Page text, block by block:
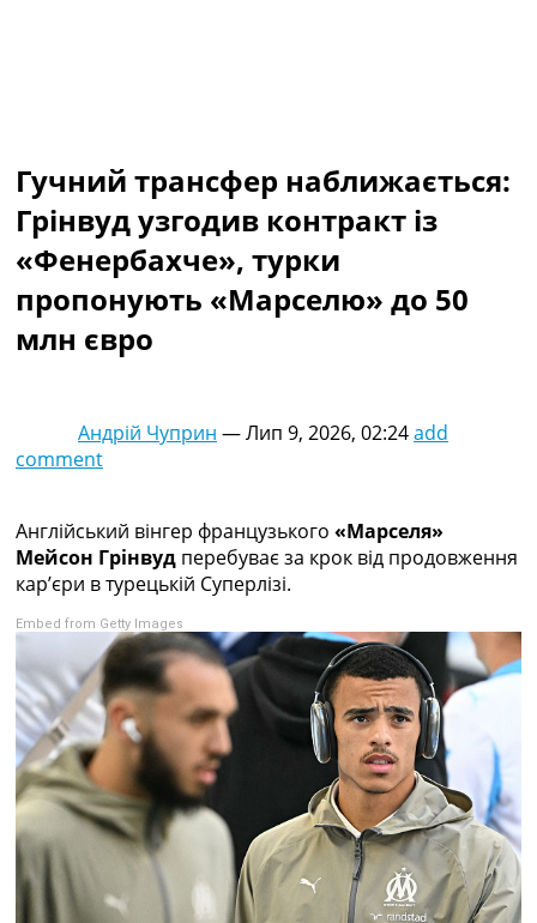
Англія. Прем’єр-Ліга
Іспанія. Ла Ліга
Ще Турніри >>>
Таблиці
Чемпіонат Світу. Турнирні таблиці
Таблиця УПЛ
Перша Ліга
Таблиця АПЛ
Всі таблиці >>>
Рейтинги
Рейтинг клубів УЄФА
Рейтинг ФІФА
Телепрограма
RU
Categories
Головна
Новини футболу
Відео
Новини футболу України
Футбольні трансфери
Останні коментарі
Конкурс прогнозів
Гучний трансфер наближається:
Грінвуд узгодив контракт із
«Фенербахче», турки
пропонують «Марселю» до 50
млн євро
Андрій Чуприн —Лип 9, 2026, 02:24add
comment
Англійський вінгер французького «Марселя»
Мейсон Грінвуд перебуває за крок від продовження
кар’єри в турецькій Суперлізі.
Embed from Getty Images